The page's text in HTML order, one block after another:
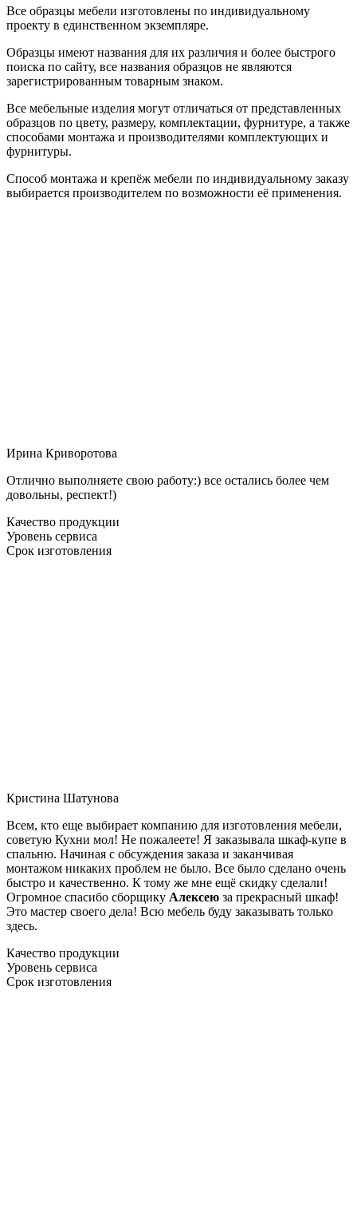
Все образцы мебели изготовлены по индивидуальному
проекту в единственном экземпляре.
Образцы имеют названия для их различия и более быстрого
поиска по сайту, все названия образцов не являются
зарегистрированным товарным знаком.
Все мебельные изделия могут отличаться от представленных
образцов по цвету, размеру, комплектации, фурнитуре, а также
способами монтажа и производителями комплектующих и
фурнитуры.
Способ монтажа и крепёж мебели по индивидуальному заказу
выбирается производителем по возможности её применения.
Ирина Криворотова
Отлично выполняете свою работу:) все остались более чем
довольны, респект!)
Качество продукции
Уровень сервиса
Срок изготовления
Кристина Шатунова
Всем, кто еще выбирает компанию для изготовления мебели,
советую Кухни мол! Не пожалеете! Я заказывала шкаф-купе в
спальню. Начиная с обсуждения заказа и заканчивая
монтажом никаких проблем не было. Все было сделано очень
быстро и качественно. К тому же мне ещё скидку сделали!
Огромное спасибо сборщику Алексею за прекрасный шкаф!
Это мастер своего дела! Всю мебель буду заказывать только
здесь.
Качество продукции
Уровень сервиса
Срок изготовления